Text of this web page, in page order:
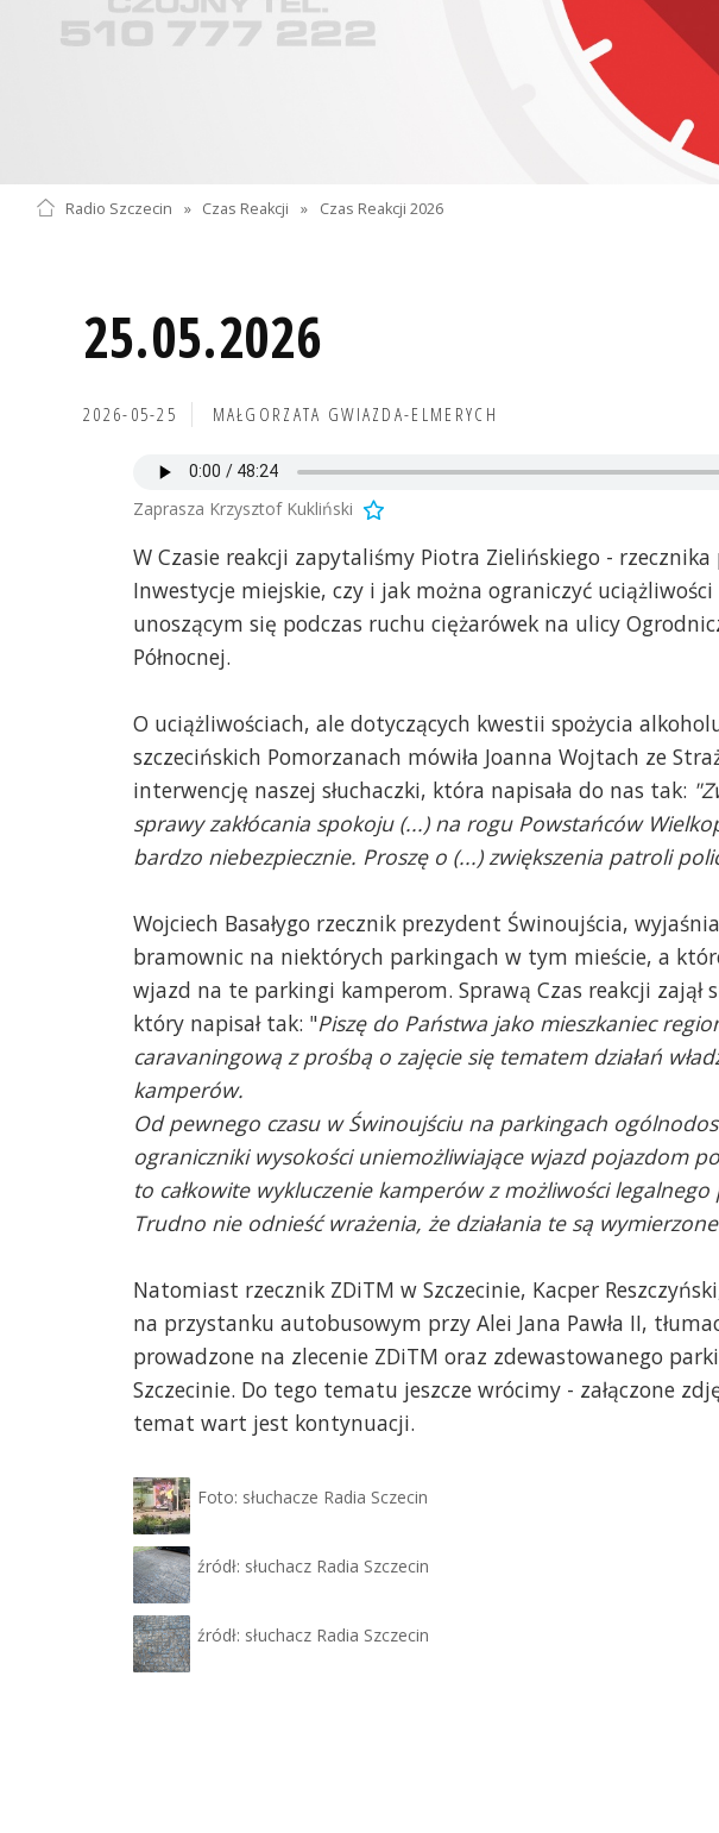
Radio Szczecin » Czas Reakcji » Czas Reakcji 2026
25.05.2026
2026-05-25 MAŁGORZATA GWIAZDA-ELMERYCH
Zaprasza Krzysztof Kukliński
W Czasie reakcji zapytaliśmy Piotra Zielińskiego - rzecznika
Inwestycje miejskie, czy i jak można ograniczyć
unoszącym się podczas ruchu ciężarówek na ulicy
Północnej.
O uciążliwościach, ale dotyczących kwestii spożycia
szczecińskich Pomorzanach mówiła Joanna Wojtach ze
interwencję naszej słuchaczki, która napisała do nas tak:
sprawy zakłócania spokoju (...) na rogu Powstańców
bardzo niebezpiecznie. Proszę o (...) zwiększenia patroli
Wojciech Basałygo rzecznik prezydent Świnoujścia,
bramownic na niektórych parkingach w tym mieście, a
wjazd na te parkingi kamperom. Sprawą Czas reakcji zajął
który napisał tak: "Piszę do Państwa jako mieszkaniec
caravaningową z prośbą o zajęcie się tematem działań
kamperów.
Od pewnego czasu w Świnoujściu na parkingach
ograniczniki wysokości uniemożliwiające wjazd pojazdom
to całkowite wykluczenie kamperów z możliwości
Trudno nie odnieść wrażenia, że działania te są
Natomiast rzecznik ZDiTM w Szczecinie, Kacper
na przystanku autobusowym przy Alei Jana Pawła II,
prowadzone na zlecenie ZDiTM oraz zdewastowanego
Szczecinie. Do tego tematu jeszcze wrócimy - załączone
temat wart jest kontynuacji.
Foto: słuchacze Radia Sczecin
źródł: słuchacz Radia Szczecin
źródł: słuchacz Radia Szczecin